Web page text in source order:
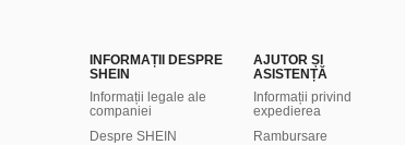
INFORMAȚII DESPRE
SHEIN
Informații legale ale
companiei
Despre SHEIN
AJUTOR ȘI
ASISTENȚĂ
Informații privind
expedierea
Rambursare